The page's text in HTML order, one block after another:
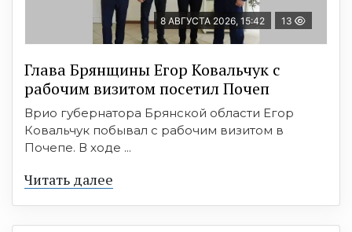
8 АВГУСТА 2026, 15:42 13
Глава Брянщины Егор Ковальчук с
рабочим визитом посетил Почеп
Врио губернатора Брянской области Егор
Ковальчук побывал с рабочим визитом в
Почепе. В ходе ...
Читать далее